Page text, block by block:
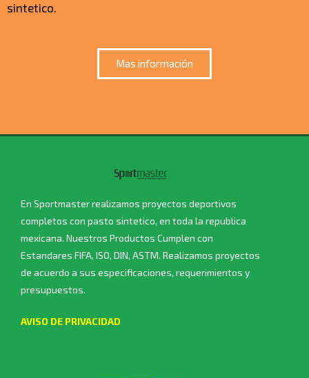
sintetico.
Mas información
En Sportmaster realizamos proyectos deportivos
completos con pasto sintetico, en toda la republica
mexicana. Nuestros Productos Cumplen con
Estandares FIFA, ISO, DIN, ASTM. Realizamos proyectos
de acuerdo a sus especificaciones, requerimientos y
presupuestos.
AVISO DE PRIVACIDAD